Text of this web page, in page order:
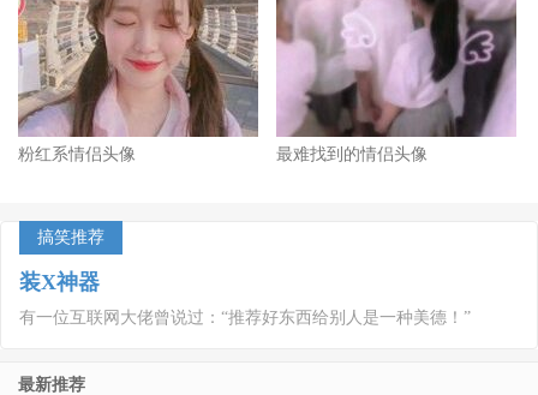
粉红系情侣头像 最难找到的情侣头像
搞笑推荐
装X神器
有一位互联网大佬曾说过：“推荐好东西给别人是一种美德！”
最新推荐